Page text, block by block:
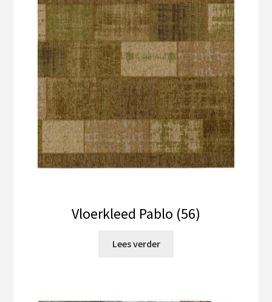
Vloerkleed Pablo (56)
Lees verder